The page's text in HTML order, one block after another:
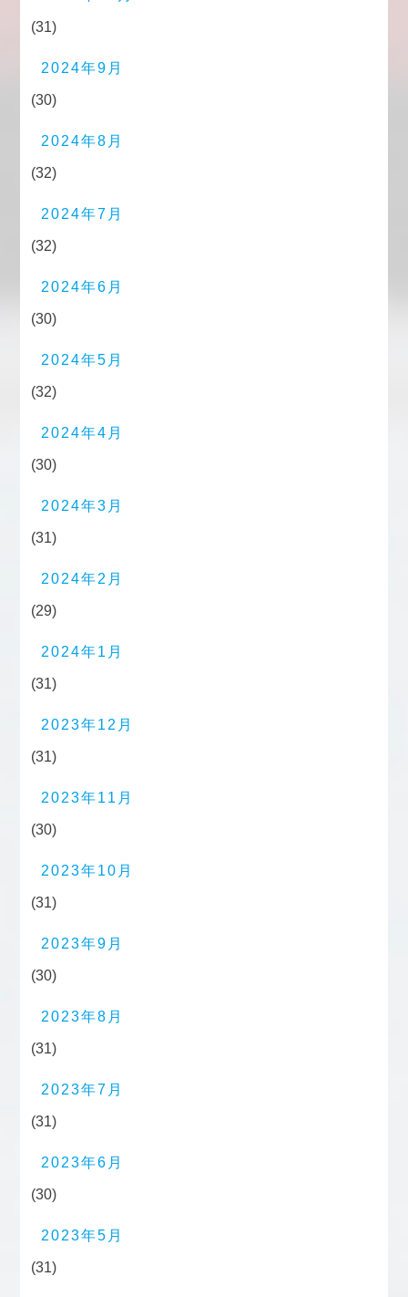
(31)
2024年9月
(30)
2024年8月
(32)
2024年7月
(32)
2024年6月
(30)
2024年5月
(32)
2024年4月
(30)
2024年3月
(31)
2024年2月
(29)
2024年1月
(31)
2023年12月
(31)
2023年11月
(30)
2023年10月
(31)
2023年9月
(30)
2023年8月
(31)
2023年7月
(31)
2023年6月
(30)
2023年5月
(31)